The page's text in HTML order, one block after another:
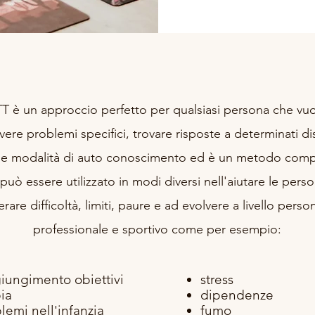
è un approccio perfetto per qualsiasi persona che
problemi specifici, trovare risposte a determinati
modalità di auto conoscimento ed è un metodo
essere utilizzato in modi diversi nell'aiutare le
difficoltà, limiti, paure e ad evolvere a livello
professionale e sportivo come per esempio:
obiettivi
nell'infanzia
stress
dipendenze
fumo